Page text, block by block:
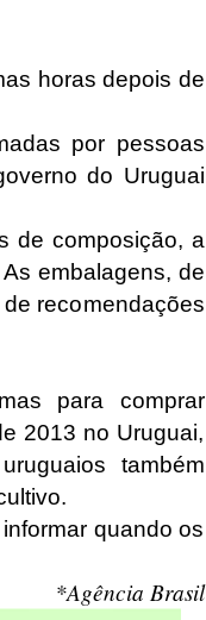
horas depois de
por pessoas
do Uruguai
de composição, a
embalagens, de
recomendações
para comprar
2013 no Uruguai,
também
quando os
*Agência Brasil